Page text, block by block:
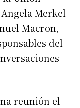
Merkel
Macron,
del
reunión el